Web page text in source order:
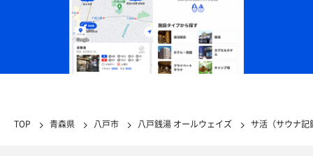
TOP 青森県 八戸市 八戸銭湯 オールウェイズ サ活（サウナ記